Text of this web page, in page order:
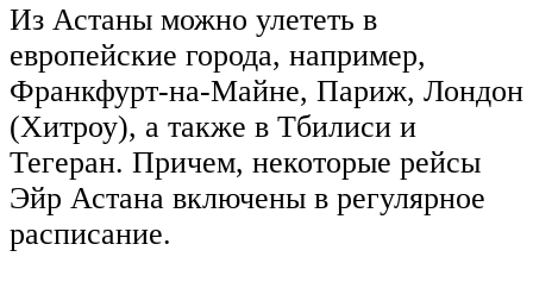
Из Астаны можно улететь в
европейские города, например,
Франкфурт-на-Майне, Париж, Лондон
(Хитроу), а также в Тбилиси и
Тегеран. Причем, некоторые рейсы
Эйр Астана включены в регулярное
расписание.